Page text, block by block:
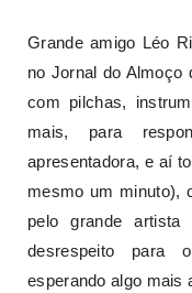
Grande amigo Léo
no Jornal do Almoço
com pilchas,
mais, para
apresentadora, e aí
mesmo um minuto),
pelo grande
desrespeito para
esperando algo mais